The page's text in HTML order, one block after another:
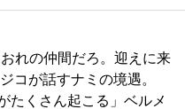
れの仲間だろ。迎えに来
コが話すナミの境遇。
たくさん起こる」ベルメ